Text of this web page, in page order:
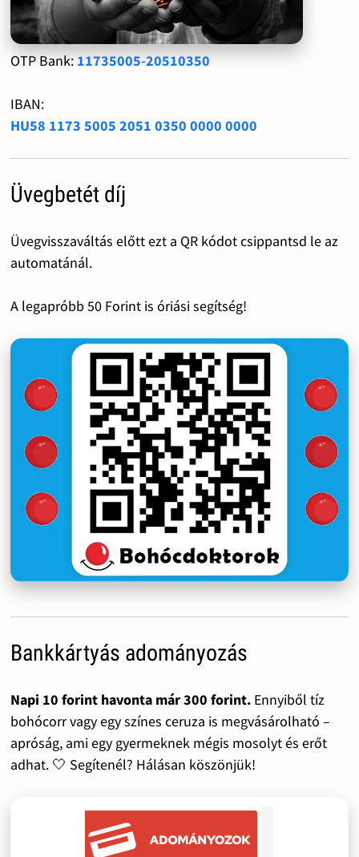
OTP Bank: 11735005-20510350
IBAN:
HU58 1173 5005 2051 0350 0000 0000
Üvegbetét díj
Üvegvisszaváltás előtt ezt a QR kódot csippantsd le az
automatánál.
A legapróbb 50 Forint is óriási segítség!
Bankkártyás adományozás
Napi 10 forint havonta már 300 forint.Ennyiből tíz
bohócorr vagy egy színes ceruza is megvásárolható –
apróság, ami egy gyermeknek mégis mosolyt és erőt
adhat. 🤍 Segítenél? Hálásan köszönjük!